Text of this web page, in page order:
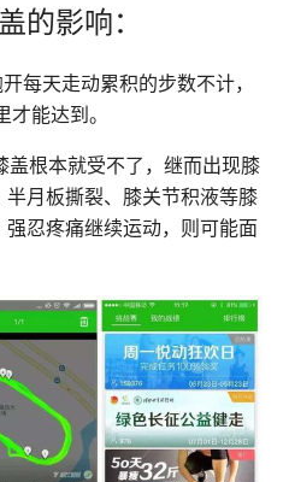
的影响：
每天走动累积的步数不计，
才能达到。
盖根本就受不了，继而出现膝
月板撕裂、膝关节积液等膝
忍疼痛继续运动，则可能面